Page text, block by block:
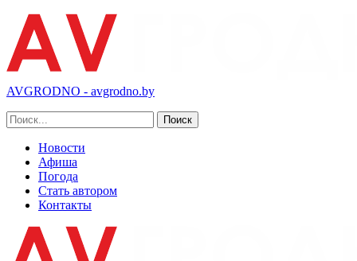
AVGRODNO - avgrodno.by
Новости
Афиша
Погода
Стать автором
Контакты